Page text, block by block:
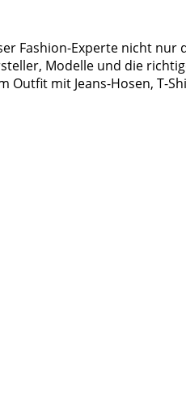
Fashion-Experte nicht nur
Modelle und die
Outfit mit Jeans-Hosen,